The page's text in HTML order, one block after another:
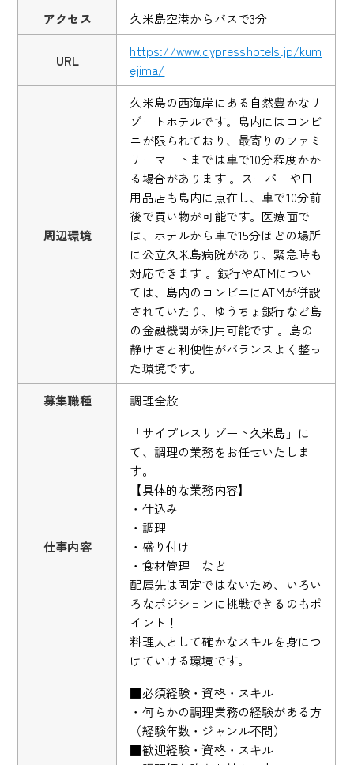
アクセス 久米島空港からバスで3分
URL
https://www.cypresshotels.jp/kum
ejima/
周辺環境
久米島の西海岸にある自然豊かなリ
ゾートホテルです。島内にはコンビ
ニが限られており、最寄りのファミ
リーマートまでは車で10分程度かか
る場合があります 。スーパーや日
用品店も島内に点在し、車で10分前
後で買い物が可能です。医療面で
は、ホテルから車で15分ほどの場所
に公立久米島病院があり、緊急時も
対応できます 。銀行やATMについ
ては、島内のコンビニにATMが併設
されていたり、ゆうちょ銀行など島
の金融機関が利用可能です 。島の
静けさと利便性がバランスよく整っ
た環境です。
募集職種
調理全般
仕事内容
「サイプレスリゾート久米島」に
て、調理の業務をお任せいたしま
す。
【具体的な業務内容】
・仕込み
・調理
・盛り付け
・食材管理 など
配属先は固定ではないため、いろい
ろなポジションに挑戦できるのもポ
イント！
料理人として確かなスキルを身につ
けていける環境です。
■必須経験・資格・スキル
・何らかの調理業務の経験がある方
（経験年数・ジャンル不問）
■歓迎経験・資格・スキル